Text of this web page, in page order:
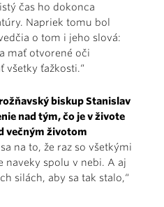
čas ho dokonca
Napriek tomu bol
o tom i jeho slová:
mať otvorené oči
všetky ťažkosti.“
biskup Stanislav
nad tým, čo je v živote
večným životom
sa na to, že raz so všetkými
spolu v nebi. A aj
silách, aby sa tak stalo,“